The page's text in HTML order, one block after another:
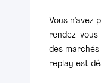
Vous n’avez
rendez-vous
des
replay est